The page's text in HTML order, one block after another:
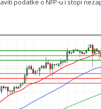
podatke o NFP-u i stopi